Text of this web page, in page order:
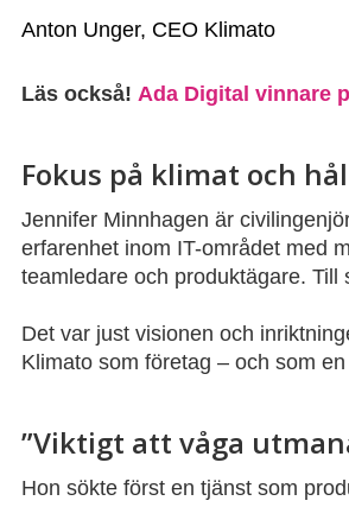
Anton Unger, CEO Klimato
Läs också! Ada Digital vinnare
Fokus på klimat och
Jennifer Minnhagen är
erfarenhet inom IT-området med
teamledare och produktägare.
Det var just visionen och
Klimato som företag – och som
”Viktigt att våga
Hon sökte först en tjänst som